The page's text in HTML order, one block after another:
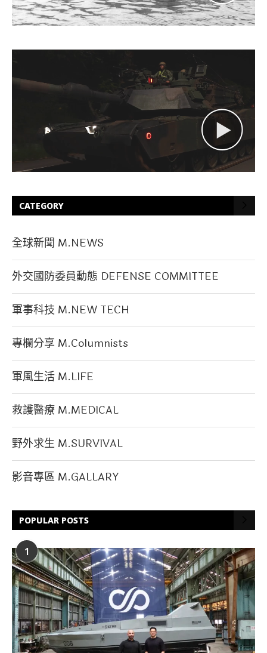
CATEGORY
全球新聞 M.NEWS
外交國防委員動態 DEFENSE COMMITTEE
軍事科技 M.NEW TECH
專欄分享 M.Columnists
軍風生活 M.LIFE
救護醫療 M.MEDICAL
野外求生 M.SURVIVAL
影音專區 M.GALLARY
POPULAR POSTS
1